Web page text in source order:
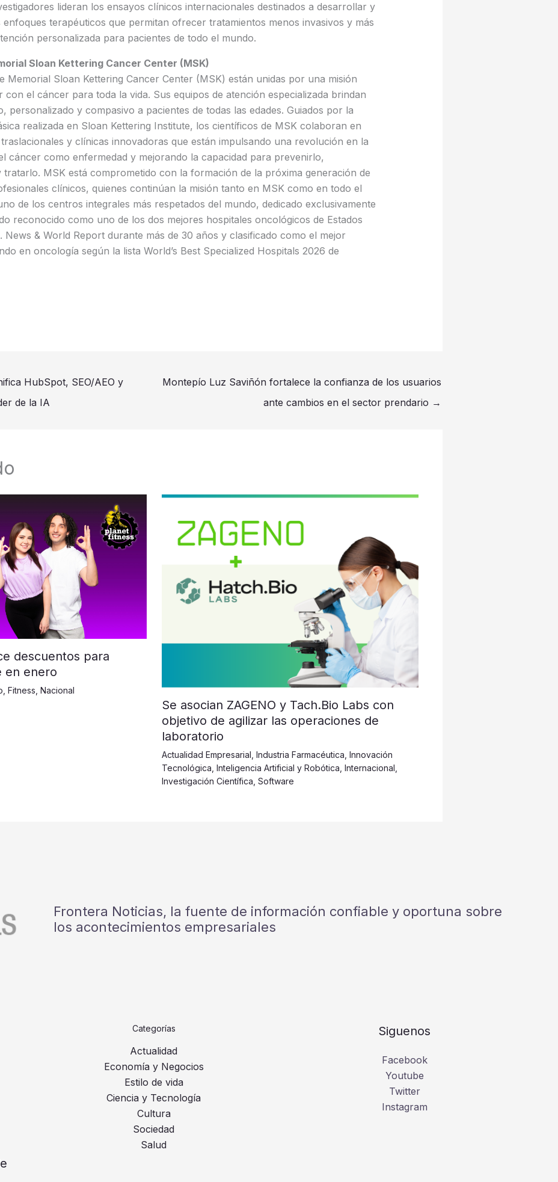
lideran los ensayos clínicos internacionales destinados a desarrollar y
terapéuticos que permitan ofrecer tratamientos menos invasivos y más
personalizada para pacientes de todo el mundo.
Sloan Kettering Cancer Center (MSK)
Memorial Sloan Kettering Cancer Center (MSK) están unidas por una misión
con el cáncer para toda la vida. Sus equipos de atención especializada brindan
personalizado y compasivo a pacientes de todas las edades. Guiados por la
realizada en Sloan Kettering Institute, los científicos de MSK colaboran en
y clínicas innovadoras que están impulsando una revolución en la
cáncer como enfermedad y mejorando la capacidad para prevenirlo,
tratarlo. MSK está comprometido con la formación de la próxima generación de
clínicos, quienes continúan la misión tanto en MSK como en todo el
de los centros integrales más respetados del mundo, dedicado exclusivamente
reconocido como uno de los dos mejores hospitales oncológicos de Estados
News & World Report durante más de 30 años y clasificado como el mejor
en oncología según la lista World’s Best Specialized Hospitals 2026 de
HubSpot, SEO/AEO y
de la IA
Montepío Luz Saviñón fortalece la confianza de los usuarios
ante cambios en el sector prendario →
descuentos para
en enero
Fitness Nacional
Se asocian ZAGENO y Tach.Bio Labs con
objetivo de agilizar las operaciones de
laboratorio
Actualidad Empresarial Industria Farmacéutica Innovación
Tecnológica Inteligencia Artificial y Robótica Internacional
Investigación Científica Software
Frontera Noticias, la fuente de información confiable y oportuna sobre
los acontecimientos empresariales
Categorías
Actualidad
Economía y Negocios
Estilo de vida
Ciencia y Tecnología
Cultura
Sociedad
Salud
Siguenos
Facebook
Youtube
Twitter
Instagram